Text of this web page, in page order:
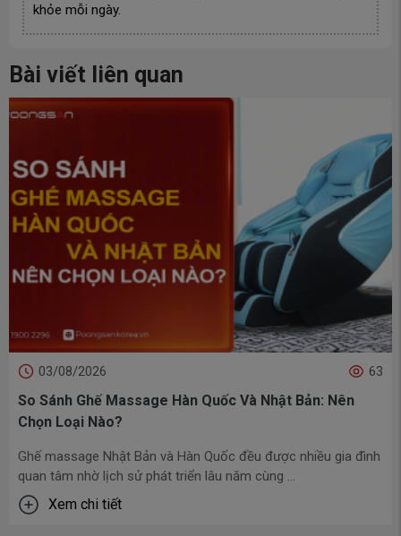
khỏe mỗi ngày.
Bài viết liên quan
30/07/2026 3287
MEGA LIVE 08.08: Vu Lan Hiếu Hạnh - Đáp Ơn Sinh
Thành, Ghế Massage Poongsan ...
Mỗi mùa Vu Lan trở về luôn khiến lòng người chùng lại, để
những người con dù bận rộn đến đâu cũng muốn quay về ...
Xem chi tiết